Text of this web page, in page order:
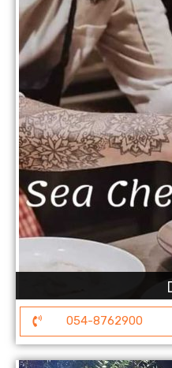
054-8762900